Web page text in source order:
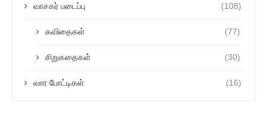
வாசகர் படைப்பு (108)
கவிதைகள் (77)
சிறுகதைகள் (30)
வார போட்டிகள் (16)